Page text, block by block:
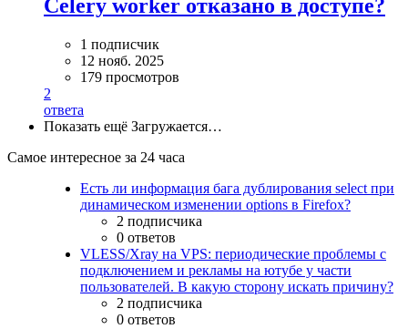
Celery worker отказано в доступе?
1 подписчик
12 нояб. 2025
179 просмотров
2
ответа
Показать ещё Загружается…
Самое интересное за 24 часа
Есть ли информация бага дублирования select при
динамическом изменении options в Firefox?
2 подписчика
0 ответов
VLESS/Xray на VPS: периодические проблемы с
подключением и рекламы на ютубе у части
пользователей. В какую сторону искать причину?
2 подписчика
0 ответов